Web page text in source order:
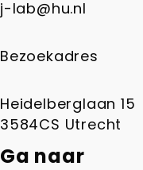
j-lab@hu.nl
Bezoekadres
Heidelberglaan 15
3584CS Utrecht
Ga naar